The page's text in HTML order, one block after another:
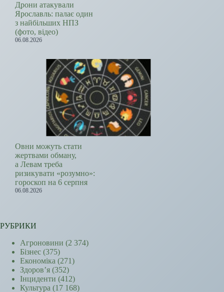
Дрони атакували
Ярославль: палає один
з найбільших НПЗ
(фото, відео)
06.08.2026
Овни можуть стати
жертвами обману,
а Левам треба
ризикувати «розумно»:
гороскоп на 6 серпня
06.08.2026
РУБРИКИ
Агроновини (2 374)
Бізнес (375)
Економіка (271)
Здоров’я (352)
Інциденти (412)
Культура (17 168)